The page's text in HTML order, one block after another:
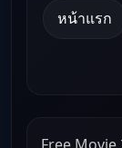
หน้าแรก